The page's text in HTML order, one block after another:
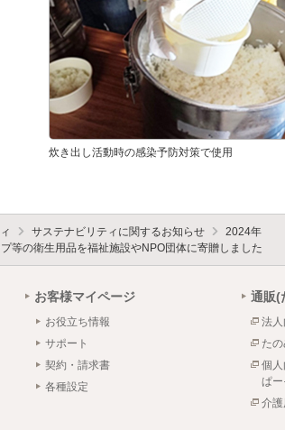
炊き出し活動時の感染予防対策で使用
サステナビリティに関するお知らせ
2024年
等の衛生用品を福祉施設やNPO団体に寄贈しました
お客様マイページ
お役立ち情報
サポート
契約・請求書
各種設定
通販(
法
た
個
ぱ
介